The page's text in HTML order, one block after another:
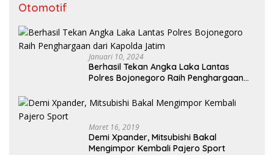
Otomotif
Januari 10, 2024
Berhasil Tekan Angka Laka Lantas
Polres Bojonegoro Raih Penghargaan
Maret 16, 2019
Demi Xpander, Mitsubishi Bakal
Mengimpor Kembali Pajero Sport